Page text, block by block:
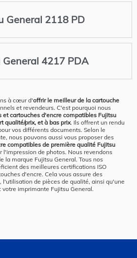
General 2118 PD
General 4217 PDA
à cœur d'offrir le meilleur de la cartouche
et revendeurs. C'est pourquoi nous
et cartouches d'encre compatibles Fujitsu
qualité/prix, et à bas prix. Ils offrent un rendu
vos différents documents. Selon le
nous pouvons aussi vous proposer des
compatibles de première qualité Fujitsu
l'impression de photos. Nous revendons
la marque Fujitsu General. Tous nos
des meilleures certifications ISO
d'encre. Cela vous assure des
l'utilisation de pièces de qualité, ainsi qu'une
imprimante Fujitsu General.